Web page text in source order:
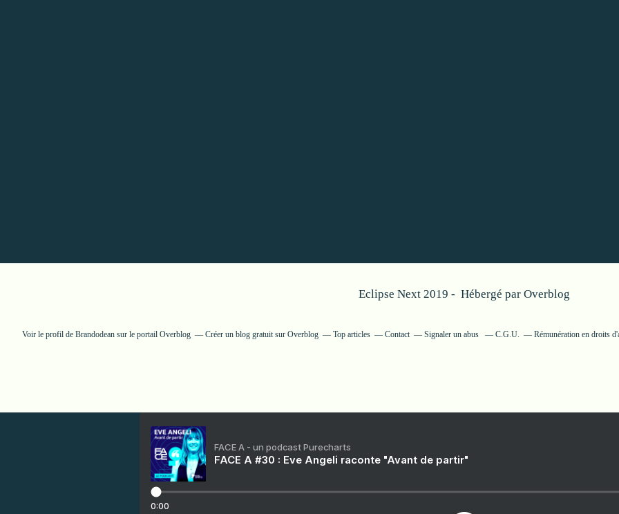
Eclipse Next 2019 - Hébergé par Overblog
Voir le profil de Brandodean sur le portail Overblog Créer un blog gratuit sur Overblog Top articles Contact Signaler un abus C.G.U. Rémunération en droits
FACE A - un podcast Purecharts
FACE A #30 : Eve Angeli raconte "Avant de partir"
0:00